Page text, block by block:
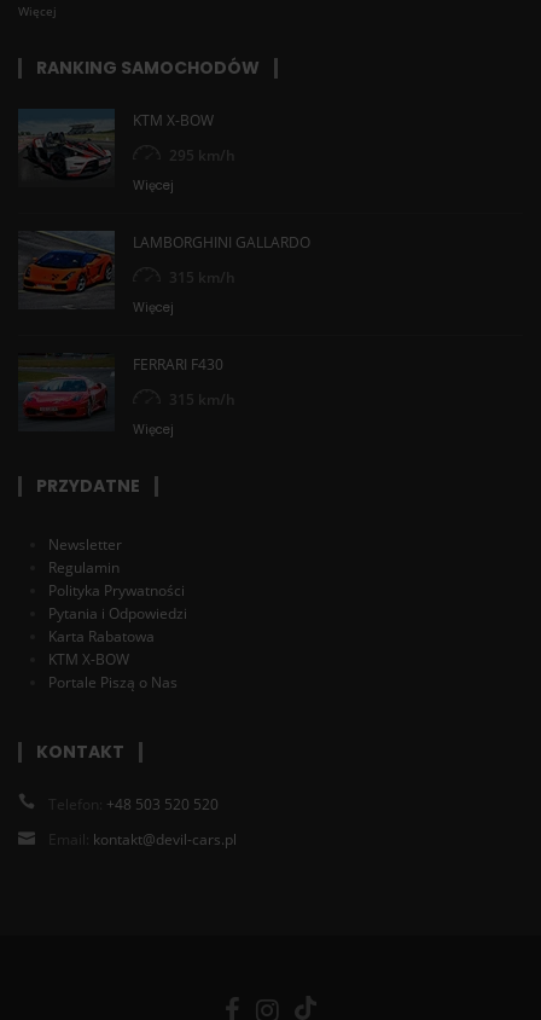
Więcej
RANKING SAMOCHODÓW
KTM X-BOW
295 km/h
Więcej
LAMBORGHINI GALLARDO
315 km/h
Więcej
FERRARI F430
315 km/h
Więcej
PRZYDATNE
Newsletter
Regulamin
Polityka Prywatności
Pytania i Odpowiedzi
Karta Rabatowa
KTM X-BOW
Portale Piszą o Nas
KONTAKT
Telefon: +48 503 520 520
Email: kontakt@devil-cars.pl